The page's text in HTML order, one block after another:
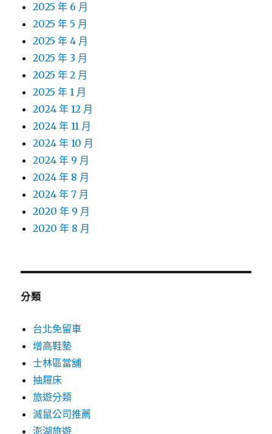
2025 年 6 月
2025 年 5 月
2025 年 4 月
2025 年 3 月
2025 年 2 月
2025 年 1 月
2024 年 12 月
2024 年 11 月
2024 年 10 月
2024 年 9 月
2024 年 8 月
2024 年 7 月
2020 年 9 月
2020 年 8 月
分類
台北免留車
增高鞋墊
士林區當舖
抽屜床
旅遊分類
滅鼠公司推薦
澎湖旅遊